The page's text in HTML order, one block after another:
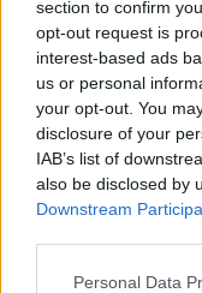
section to confirm
opt-out request is
interest-based ads
us or personal
your opt-out. You
disclosure of your
IAB’s list of
also be disclosed by
Downstream
Personal Data